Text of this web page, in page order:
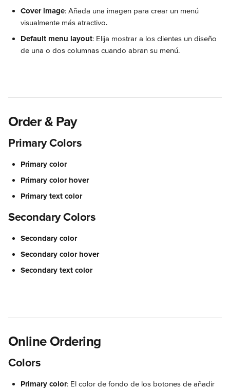
Cover image: Añada una imagen para crear un menú
visualmente más atractivo.
Default menu layout: Elija mostrar a los clientes un diseño
de una o dos columnas cuando abran su menú.
Order & Pay
Primary Colors
Primary color
Primary color hover
Primary text color
Secondary Colors
Secondary color
Secondary color hover
Secondary text color
Online Ordering
Colors
Primary color: El color de fondo de los botones de añadir